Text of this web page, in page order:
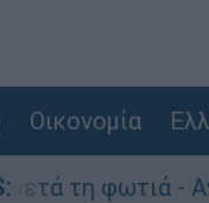
Οικονομία
- Αγώνας για